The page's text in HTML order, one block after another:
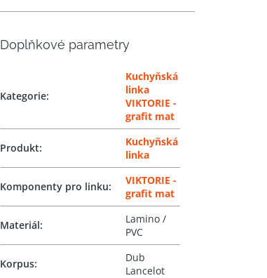
Doplňkové parametry
Kategorie:
Kuchyňská
linka
VIKTORIE -
grafit mat
Produkt:
Kuchyňská
linka
Komponenty pro linku:
VIKTORIE -
grafit mat
Materiál:
Lamino /
PVC
Korpus:
Dub
Lancelot